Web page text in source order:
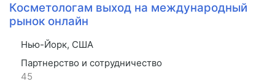
Косметологам выход на международный
рынок онлайн
Нью-Йорк, США
Партнерство и сотрудничество
45